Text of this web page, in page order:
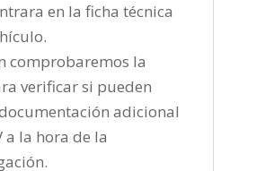
en la ficha técnica
comprobaremos la
verificar si pueden
adicional
a la hora de la